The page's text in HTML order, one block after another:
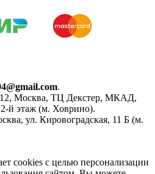
.
, Москва, ТЦ Декстер, МКАД,
й этаж (м. Ховрино).
, ул. Кировоградская, 11 Б (м.
сookies с целью персонализации